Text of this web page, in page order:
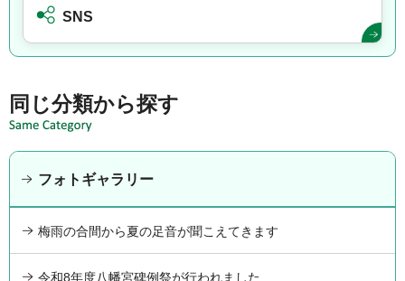
SNS
同じ分類から探す
フォトギャラリー
梅雨の合間から夏の足音が聞こえてきます
令和8年度八幡宮碑例祭が行われました